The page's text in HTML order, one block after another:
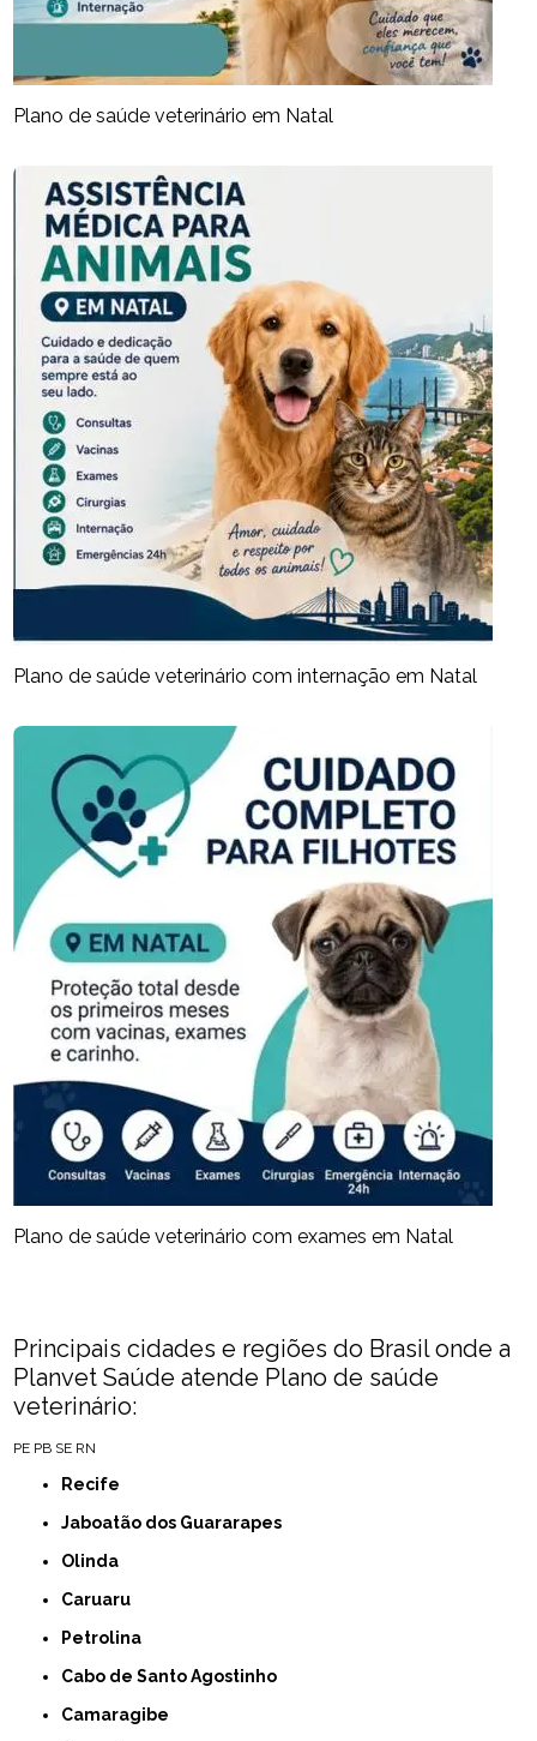
Plano de saúde veterinário em Natal
Plano de saúde veterinário com internação em Natal
Plano de saúde veterinário com exames em Natal
Principais cidades e regiões do Brasil onde a
Planvet Saúde atende Plano de saúde
veterinário:
PE PB SE RN
Recife
Jaboatão dos Guararapes
Olinda
Caruaru
Petrolina
Cabo de Santo Agostinho
Camaragibe